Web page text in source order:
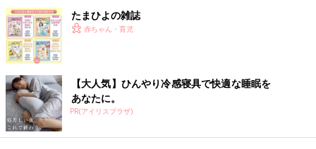
たまひよの雑誌
赤ちゃん・育児
【大人気】ひんやり冷感寝具で快適な睡眠を
あなたに。
PR(アイリスプラザ)